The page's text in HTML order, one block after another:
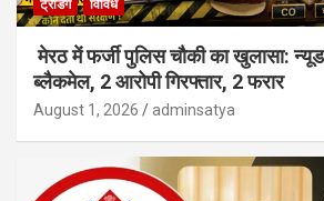
ट्रेंडिंग विविध
मेरठ में फर्जी पुलिस चौकी का खुलासा:
ब्लैकमेल, 2 आरोपी गिरफ्तार, 2 फरार
August 1, 2026 adminsatya